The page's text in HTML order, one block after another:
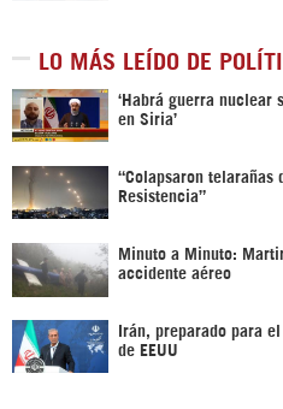
LO MÁS LEÍDO DE
‎‘Habrá guerra nuclear
en Siria’‎
“Colapsaron telarañas
Resistencia”
Minuto a Minuto:
accidente aéreo
Irán, preparado para
de EEUU